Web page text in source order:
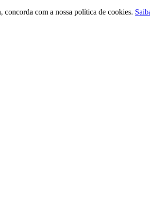
com a nossa política de cookies.